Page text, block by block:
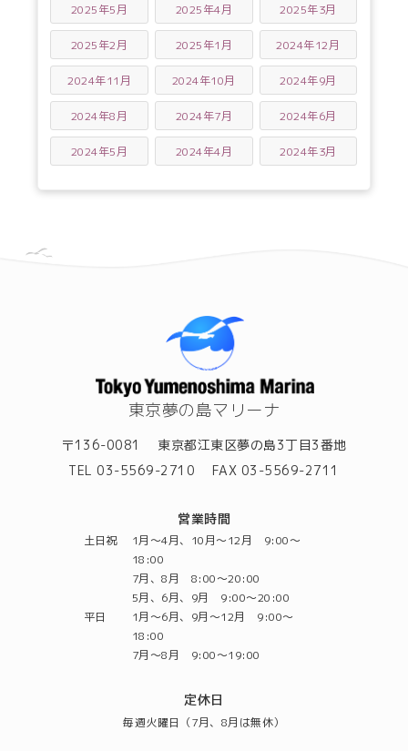
2025年5月 2025年4月 2025年3月
2025年2月 2025年1月 2024年12月
2024年11月 2024年10月 2024年9月
2024年8月 2024年7月 2024年6月
2024年5月 2024年4月 2024年3月
東京夢の島マリーナ
〒136-0081
東京都江東区夢の島3丁目3番地
TEL 03-5569-2710
FAX 03-5569-2711
営業時間
土日祝
1月～4月、10月～12月 9:00～
18:00
7月、8月 8:00～20:00
5月、6月、9月 9:00～20:00
平日
1月～6月、9月～12月 9:00～
18:00
7月～8月 9:00～19:00
定休日
毎週火曜日（7月、8月は無休）